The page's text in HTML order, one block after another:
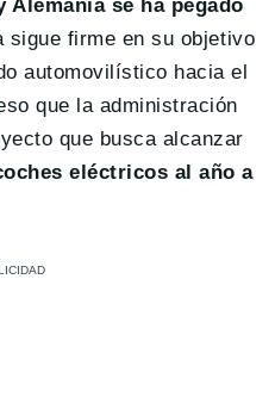
Alemania se ha pegado
sigue firme en su objetivo
automovilístico hacia el
que la administración
que busca alcanzar
eléctricos al año a